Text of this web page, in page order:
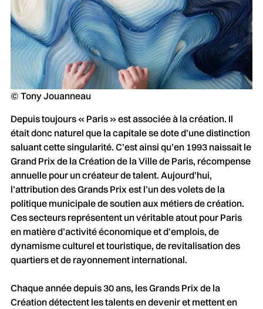
© Tony Jouanneau
Depuis toujours « Paris » est associée à la création. Il
était donc naturel que la capitale se dote d’une distinction
saluant cette singularité. C’est ainsi qu’en 1993 naissait le
Grand Prix de la Création de la Ville de Paris, récompense
annuelle pour un créateur de talent. Aujourd’hui,
l’attribution des Grands Prix est l’un des volets de la
politique municipale de soutien aux métiers de création.
Ces secteurs représentent un véritable atout pour Paris
en matière d’activité économique et d’emplois, de
dynamisme culturel et touristique, de revitalisation des
quartiers et de rayonnement international.
Chaque année depuis 30 ans, les Grands Prix de la
Création détectent les talents en devenir et mettent en